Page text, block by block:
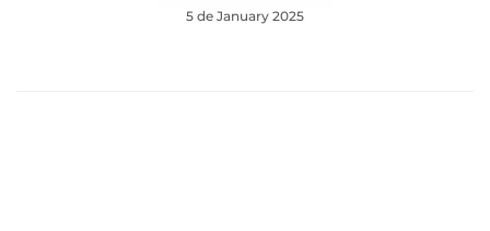
5 de January 2025